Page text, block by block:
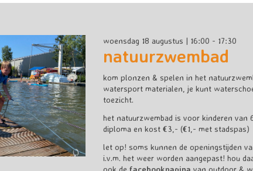
woensdag 18 augustus | 16:00 - 17:30
natuurzwembad
kom plonzen & spelen in het
watersport materialen, je kunt
toezicht.
het natuurzwembad is voor kinderen van
diploma en kost €3,- (€1,- met stadspas)
let op! soms kunnen de openingstijden
i.v.m. het weer worden aangepast! hou